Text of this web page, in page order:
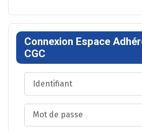
Connexion Espace
CGC
Identifiant
Mot de passe